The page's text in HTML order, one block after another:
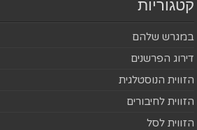
קטגוריות
במגרש שלהם
דירוג הפרשנים
הזווית הנוסטלגית
הזווית לחיבורים
הזווית לסל